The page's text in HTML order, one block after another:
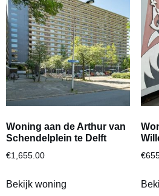
Woning aan de Arthur van
Schendelplein te Delft
€1,655.00
Bekijk woning
€